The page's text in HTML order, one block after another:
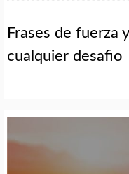
Frases de fuerza
cualquier desafio